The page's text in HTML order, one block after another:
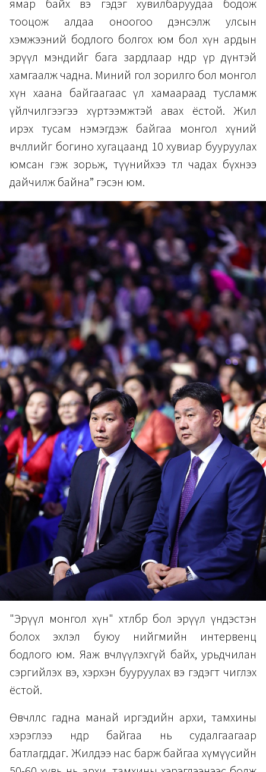
ямар байх вэ гэдэг хувилбаруудаа бодож
тооцож алдаа оноогоо дэнсэлж улсын
хэмжээний бодлого болгох юм бол хүн ардын
эрүүл мэндийг бага зардлаар өндөр үр дүнтэй
хамгаалж чадна. Миний гол зорилго бол монгол
хүн хаана байгаагаас үл хамаараад тусламж
үйлчилгээгээ хүртээмжтэй авах ёстой. Жил
ирэх тусам нэмэгдэж байгаа монгол хүний
өвчлөлийг богино хугацаанд 10 хувиар бууруулах
юмсан гэж зорьж, түүнийхээ төлөө чадах бүхнээ
дайчилж байна” гэсэн юм.
"Эрүүл монгол хүн" хөтөлбөр бол эрүүл үндэстэн
болох эхлэл буюу нийгмийн интервенц
бодлого юм. Яаж өвчлүүлэхгүй байх, урьдчилан
сэргийлэх вэ, хэрхэн бууруулах вэ гэдэгт чиглэх
ёстой.
Өвчлөлөөс гадна манай иргэдийн архи, тамхины
хэрэглээ өндөр байгаа нь судалгаагаар
батлагддаг. Жилдээ нас барж байгаа хүмүүсийн